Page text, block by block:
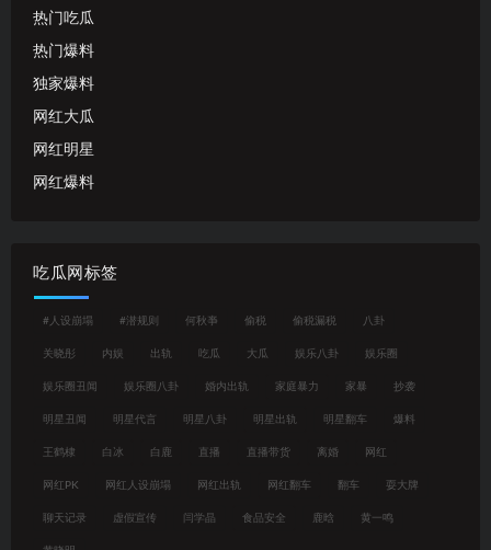
热门吃瓜
热门爆料
独家爆料
网红大瓜
网红明星
网红爆料
吃瓜网标签
#人设崩塌 #潜规则 何秋亊 偷税 偷税漏税 八卦
关晓彤 内娱 出轨 吃瓜 大瓜 娱乐八卦 娱乐圈
娱乐圈丑闻 娱乐圈八卦 婚内出轨 家庭暴力 家暴 抄袭
明星丑闻 明星代言 明星八卦 明星出轨 明星翻车 爆料
王鹤棣 白冰 白鹿 直播 直播带货 离婚 网红
网红PK 网红人设崩塌 网红出轨 网红翻车 翻车 耍大牌
聊天记录 虚假宣传 闫学晶 食品安全 鹿晗 黄一鸣